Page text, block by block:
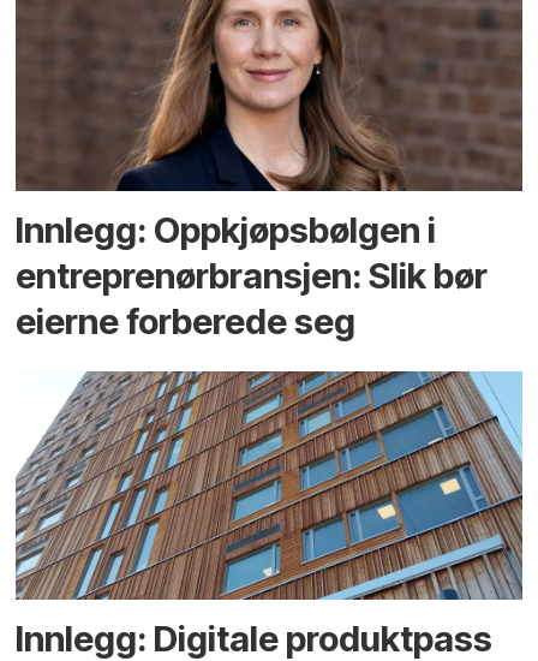
Innlegg: Oppkjøps­bølgen i
entreprenør­bransjen: Slik bør
eierne forberede seg
Innlegg: Digitale produktpass